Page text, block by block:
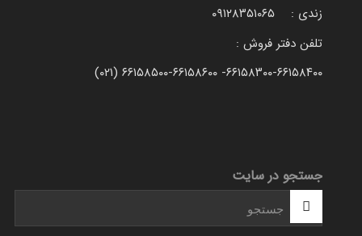
زندی : ۰۹۱۲۸۳۵۱۰۶۵
تلفن دفتر فروش :
۶۶۱۵۸۳۰۰-۶۶۱۵۸۴۰۰- ۶۶۱۵۸۵۰۰-۶۶۱۵۸۶۰۰ (۰۲۱)
جستجو در سایت